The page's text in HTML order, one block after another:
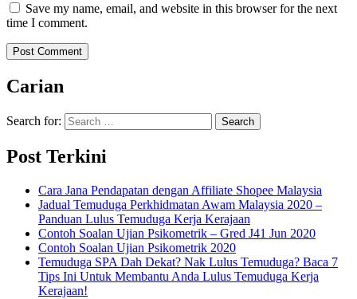
Save my name, email, and website in this browser for the next
time I comment.
Carian
Search for:
Post Terkini
Cara Jana Pendapatan dengan Affiliate Shopee Malaysia
Jadual Temuduga Perkhidmatan Awam Malaysia 2020 –
Panduan Lulus Temuduga Kerja Kerajaan
Contoh Soalan Ujian Psikometrik – Gred J41 Jun 2020
Contoh Soalan Ujian Psikometrik 2020
Temuduga SPA Dah Dekat? Nak Lulus Temuduga? Baca 7
Tips Ini Untuk Membantu Anda Lulus Temuduga Kerja
Kerajaan!